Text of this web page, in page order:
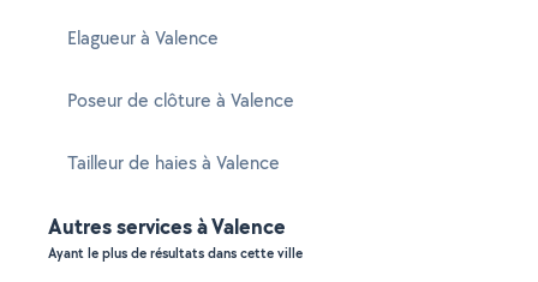
Elagueur à Valence
Poseur de clôture à Valence
Tailleur de haies à Valence
Autres services à Valence
Ayant le plus de résultats dans cette ville